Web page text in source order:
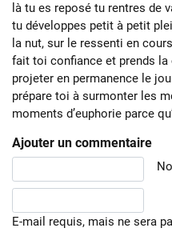
là tu es reposé tu rentres de
tu développes petit à petit
la nut, sur le ressenti en
fait toi confiance et prends
projeter en permanence le
prépare toi à surmonter les
moments d’euphorie parce
Ajouter un commentaire
E-mail requis, mais ne sera